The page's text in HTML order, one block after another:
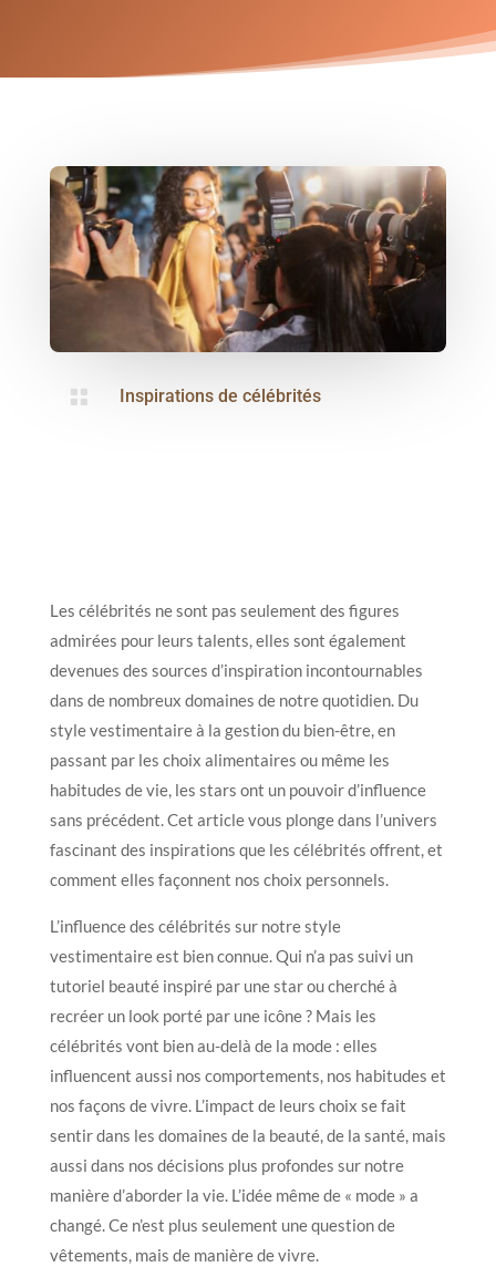
 Inspirations de célébrités
Les célébrités ne sont pas seulement des figures
admirées pour leurs talents, elles sont également
devenues des sources d’inspiration incontournables
dans de nombreux domaines de notre quotidien. Du
style vestimentaire à la gestion du bien-être, en
passant par les choix alimentaires ou même les
habitudes de vie, les stars ont un pouvoir d’influence
sans précédent. Cet article vous plonge dans l’univers
fascinant des inspirations que les célébrités offrent, et
comment elles façonnent nos choix personnels.
L’influence des célébrités sur notre style
vestimentaire est bien connue. Qui n’a pas suivi un
tutoriel beauté inspiré par une star ou cherché à
recréer un look porté par une icône ? Mais les
célébrités vont bien au-delà de la mode : elles
influencent aussi nos comportements, nos habitudes et
nos façons de vivre. L’impact de leurs choix se fait
sentir dans les domaines de la beauté, de la santé, mais
aussi dans nos décisions plus profondes sur notre
manière d’aborder la vie. L’idée même de « mode » a
changé. Ce n’est plus seulement une question de
vêtements, mais de manière de vivre.